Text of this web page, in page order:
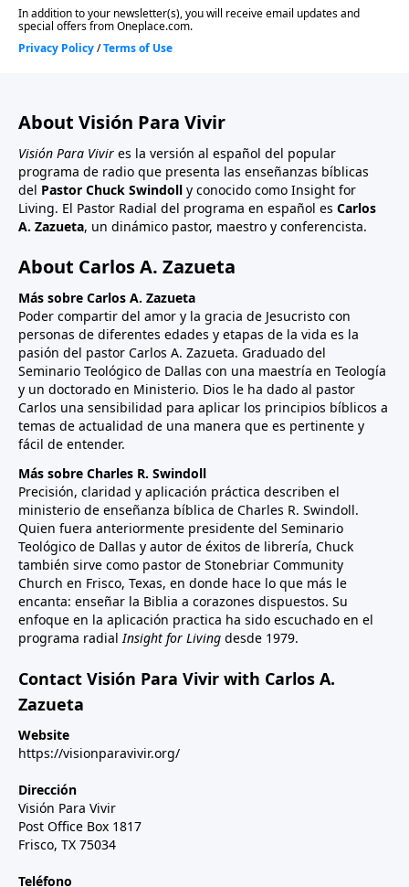
About Visión Para Vivir
Visión Para Vivir es la versión al español del popular
programa de radio que presenta las enseñanzas bíblicas
del Pastor Chuck Swindoll y conocido como Insight for
Living. El Pastor Radial del programa en español es Carlos
A. Zazueta, un dinámico pastor, maestro y conferencista.
About Carlos A. Zazueta
Más sobre Carlos A. Zazueta
Poder compartir del amor y la gracia de Jesucristo con
personas de diferentes edades y etapas de la vida es la
pasión del pastor Carlos A. Zazueta. Graduado del
Seminario Teológico de Dallas con una maestría en Teología
y un doctorado en Ministerio. Dios le ha dado al pastor
Carlos una sensibilidad para aplicar los principios bíblicos a
temas de actualidad de una manera que es pertinente y
fácil de entender.
Más sobre Charles R. Swindoll
Precisión, claridad y aplicación práctica describen el
ministerio de enseñanza bíblica de Charles R. Swindoll.
Quien fuera anteriormente presidente del Seminario
Teológico de Dallas y autor de éxitos de librería, Chuck
también sirve como pastor de Stonebriar Community
Church en Frisco, Texas, en donde hace lo que más le
encanta: enseñar la Biblia a corazones dispuestos. Su
enfoque en la aplicación practica ha sido escuchado en el
programa radialInsight for Living desde 1979.
Contact Visión Para Vivir with Carlos A.
Zazueta
Website
https://visionparavivir.org/
Dirección
Visión Para Vivir
Post Office Box 1817
Frisco, TX 75034
Teléfono